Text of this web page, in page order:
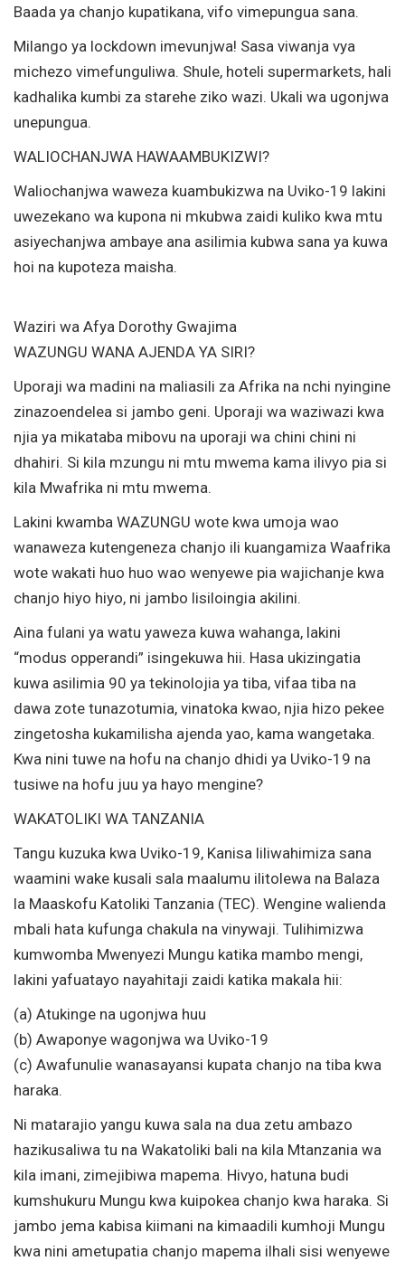
Baada ya chanjo kupatikana, vifo vimepungua sana.
Milango ya lockdown imevunjwa! Sasa viwanja vya
michezo vimefunguliwa. Shule, hoteli supermarkets, hali
kadhalika kumbi za starehe ziko wazi. Ukali wa ugonjwa
unepungua.
WALIOCHANJWA HAWAAMBUKIZWI?
Waliochanjwa waweza kuambukizwa na Uviko-19 lakini
uwezekano wa kupona ni mkubwa zaidi kuliko kwa mtu
asiyechanjwa ambaye ana asilimia kubwa sana ya kuwa
hoi na kupoteza maisha.
Waziri wa Afya Dorothy Gwajima
WAZUNGU WANA AJENDA YA SIRI?
Uporaji wa madini na maliasili za Afrika na nchi nyingine
zinazoendelea si jambo geni. Uporaji wa waziwazi kwa
njia ya mikataba mibovu na uporaji wa chini chini ni
dhahiri. Si kila mzungu ni mtu mwema kama ilivyo pia si
kila Mwafrika ni mtu mwema.
Lakini kwamba WAZUNGU wote kwa umoja wao
wanaweza kutengeneza chanjo ili kuangamiza Waafrika
wote wakati huo huo wao wenyewe pia wajichanje kwa
chanjo hiyo hiyo, ni jambo lisiloingia akilini.
Aina fulani ya watu yaweza kuwa wahanga, lakini
“modus opperandi” isingekuwa hii. Hasa ukizingatia
kuwa asilimia 90 ya tekinolojia ya tiba, vifaa tiba na
dawa zote tunazotumia, vinatoka kwao, njia hizo pekee
zingetosha kukamilisha ajenda yao, kama wangetaka.
Kwa nini tuwe na hofu na chanjo dhidi ya Uviko-19 na
tusiwe na hofu juu ya hayo mengine?
WAKATOLIKI WA TANZANIA
Tangu kuzuka kwa Uviko-19, Kanisa liliwahimiza sana
waamini wake kusali sala maalumu ilitolewa na Balaza
la Maaskofu Katoliki Tanzania (TEC). Wengine walienda
mbali hata kufunga chakula na vinywaji. Tulihimizwa
kumwomba Mwenyezi Mungu katika mambo mengi,
lakini yafuatayo nayahitaji zaidi katika makala hii:
(a) Atukinge na ugonjwa huu
(b) Awaponye wagonjwa wa Uviko-19
(c) Awafunulie wanasayansi kupata chanjo na tiba kwa
haraka.
Ni matarajio yangu kuwa sala na dua zetu ambazo
hazikusaliwa tu na Wakatoliki bali na kila Mtanzania wa
kila imani, zimejibiwa mapema. Hivyo, hatuna budi
kumshukuru Mungu kwa kuipokea chanjo kwa haraka. Si
jambo jema kabisa kiimani na kimaadili kumhoji Mungu
kwa nini ametupatia chanjo mapema ilhali sisi wenyewe